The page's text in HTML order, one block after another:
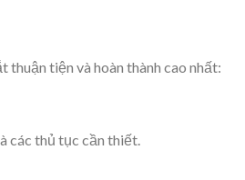
tiện và hoàn thành cao nhất:
các thủ tục cần thiết.